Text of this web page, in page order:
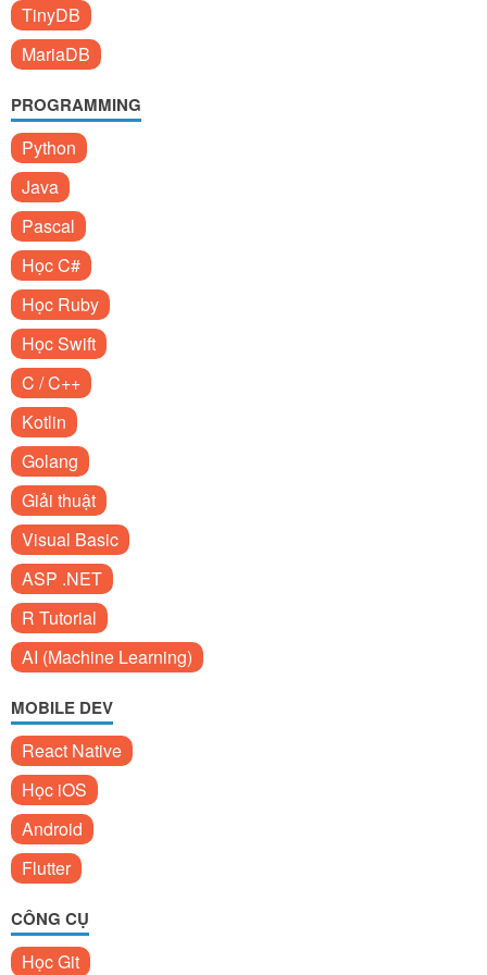
TinyDB
MariaDB
PROGRAMMING
Python
Java
Pascal
Học C#
Học Ruby
Học Swift
C / C++
Kotlin
Golang
Giải thuật
Visual Basic
ASP .NET
R Tutorial
AI (Machine Learning)
MOBILE DEV
React Native
Học iOS
Android
Flutter
CÔNG CỤ
Học Git